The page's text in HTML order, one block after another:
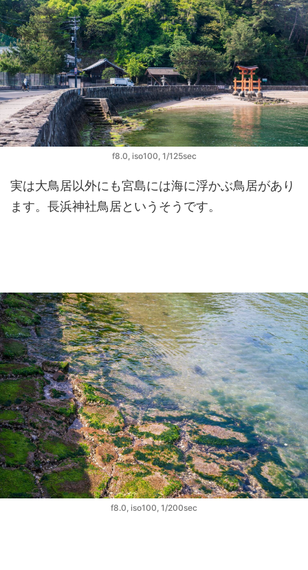
f8.0, iso100, 1/125sec
実は大鳥居以外にも宮島には海に浮かぶ鳥居があり
ます。長浜神社鳥居というそうです。
f8.0, iso100, 1/200sec